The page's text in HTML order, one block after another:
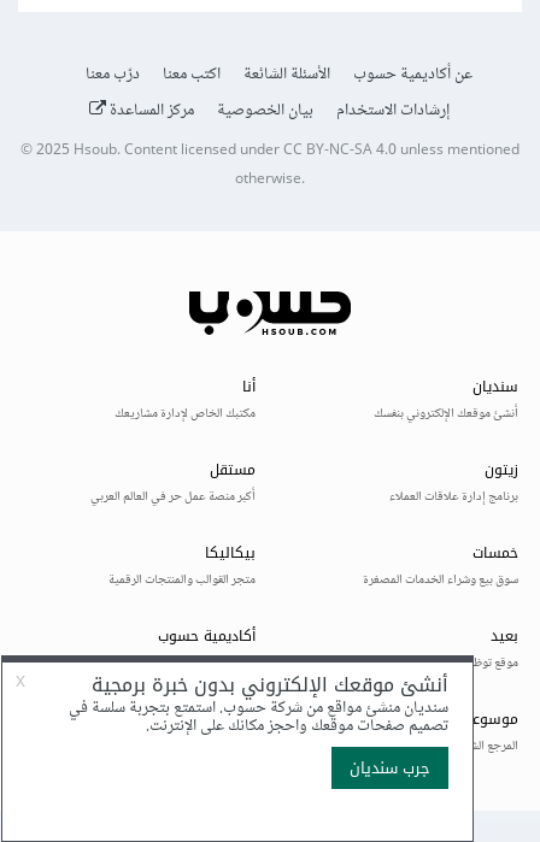
عن أكاديمية حسوب الأسئلة الشائعة اكتب معنا
درّب معنا
إرشادات الاستخدام
بيان الخصوصية مركز المساعدة
© 2025Hsoub.Content licensed underCC BY-NC-SA 4.0unless mentioned
otherwise.